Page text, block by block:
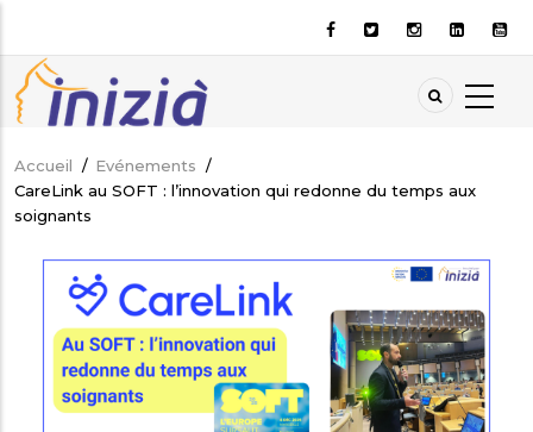
contenu
principal
Fil
d'Ariane
Accueil / Evénements /
CareLink au SOFT : l’innovation qui redonne du temps aux
soignants